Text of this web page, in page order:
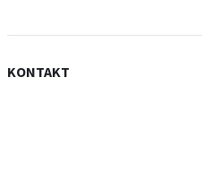
KONTAKT